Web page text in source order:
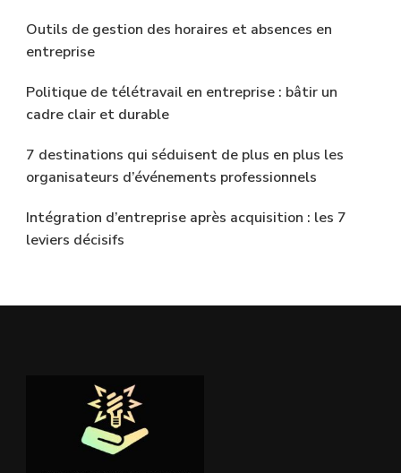
Outils de gestion des horaires et absences en
entreprise
Politique de télétravail en entreprise : bâtir un
cadre clair et durable
7 destinations qui séduisent de plus en plus les
organisateurs d’événements professionnels
Intégration d’entreprise après acquisition : les 7
leviers décisifs